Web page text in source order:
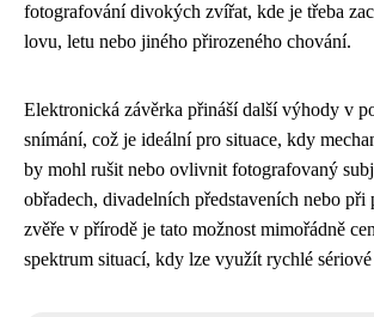
fotografování divokých zvířat, kde je třeba
lovu, letu nebo jiného přirozeného chování.
Elektronická závěrka přináší další výhody v
snímání, což je ideální pro situace, kdy
by mohl rušit nebo ovlivnit fotografovaný
obřadech, divadelních představeních nebo
zvěře v přírodě je tato možnost mimořádně
spektrum situací, kdy lze využít rychlé